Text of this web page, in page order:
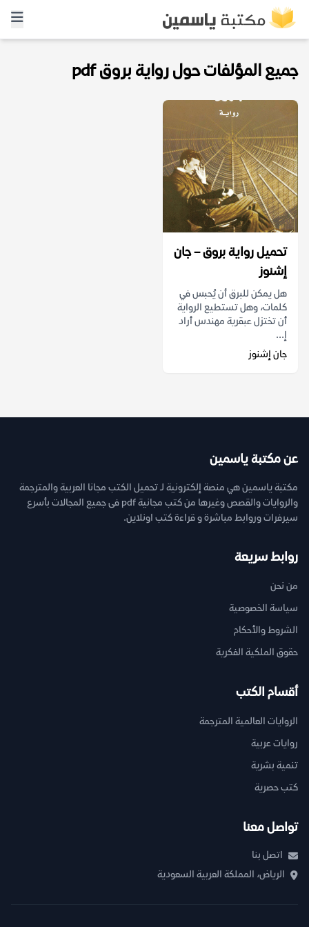
جميع المؤلفات حول رواية بروق pdf
تحميل رواية بروق – جان
إشنوز
هل يمكن للبرق أن يُحبس في
كلمات، وهل تستطيع الرواية
أن تختزل عبقرية مهندس أراد
إ...
جان إشنوز
عن مكتبة ياسمين
مكتبة ياسمين هي منصة إلكترونية لـ تحميل الكتب مجانا العربية والمترجمة
والروايات والقصص وغيرها من كتب مجانية pdf فى جميع المجالات بأسرع
سيرفرات وروابط مباشرة و قراءة كتب اونلاين.
روابط سريعة
من نحن
سياسة الخصوصية
الشروط والأحكام
حقوق الملكية الفكرية
أقسام الكتب
الروايات العالمية المترجمة
روايات عربية
تنمية بشرية
كتب حصرية
تواصل معنا
اتصل بنا
الرياض، المملكة العربية السعودية